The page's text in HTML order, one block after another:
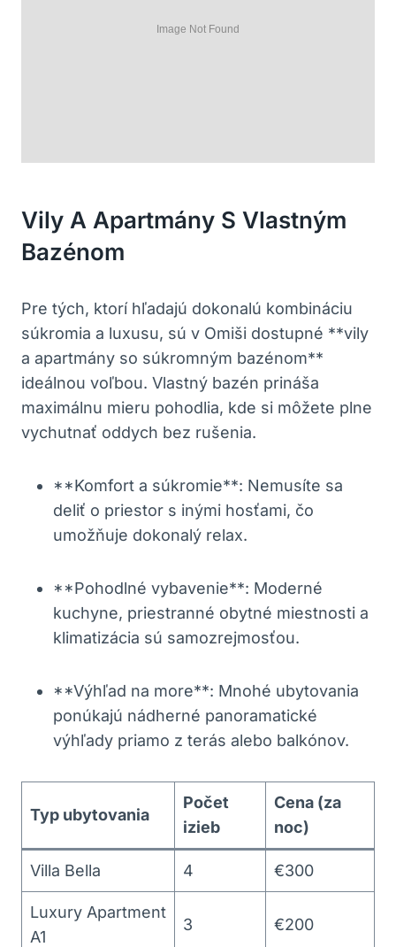
Vily A Apartmány S Vlastným
Bazénom
Pre tých, ktorí hľadajú dokonalú kombináciu
súkromia a luxusu, sú v Omiši dostupné **vily
a apartmány so súkromným bazénom**
ideálnou voľbou. Vlastný bazén prináša
maximálnu mieru pohodlia, kde si môžete plne
vychutnať oddych bez rušenia.
**Komfort a súkromie**: Nemusíte sa
deliť o priestor s inými hosťami, čo
umožňuje dokonalý relax.
**Pohodlné vybavenie**: Moderné
kuchyne, priestranné obytné miestnosti a
klimatizácia sú samozrejmosťou.
**Výhľad na more**: Mnohé ubytovania
ponúkajú nádherné panoramatické
výhľady priamo z terás alebo balkónov.
Typ ubytovania
Počet
izieb
Cena (za
noc)
Villa Bella 4 €300
Luxury Apartment
A1
3 €200